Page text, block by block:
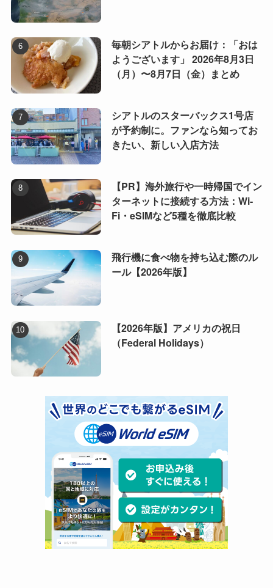
毎朝シアトルからお届け：「おは
ようございます」 2026年8月3日
（月）〜8月7日（金）まとめ
シアトルのスターバックス1号店
が予約制に。ファンなら知ってお
きたい、新しい入店方法
【PR】海外旅行や一時帰国でイン
ターネットに接続する方法：Wi-
Fi・eSIMなど5種を徹底比較
飛行機に食べ物を持ち込む際のル
ール【2026年版】
【2026年版】アメリカの祝日
（Federal Holidays）